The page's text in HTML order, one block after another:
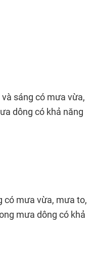
sáng có mưa vừa,
dông có khả năng
có mưa vừa, mưa to,
mưa dông có khả